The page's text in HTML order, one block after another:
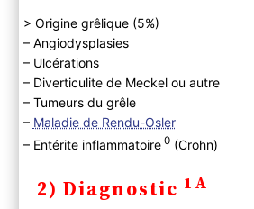
> Origine grêlique (5%)
– Angiodysplasies
– Ulcérations
– Diverticulite de Meckel ou autre
– Tumeurs du grêle
– Maladie de Rendu-Osler
– Entérite inflammatoire 0(Crohn)
2) Diagnostic 1A